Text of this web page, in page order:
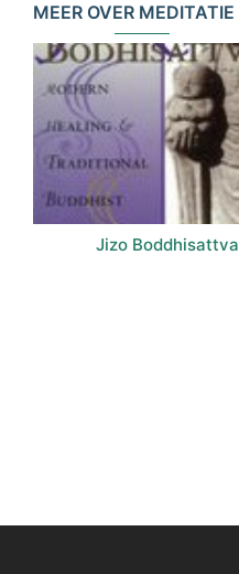
MEER OVER MEDITATIE
Jizo Boddhisattva